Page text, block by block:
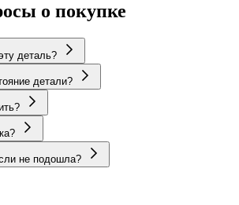
о покупке
деталь?
детали?
не подошла?